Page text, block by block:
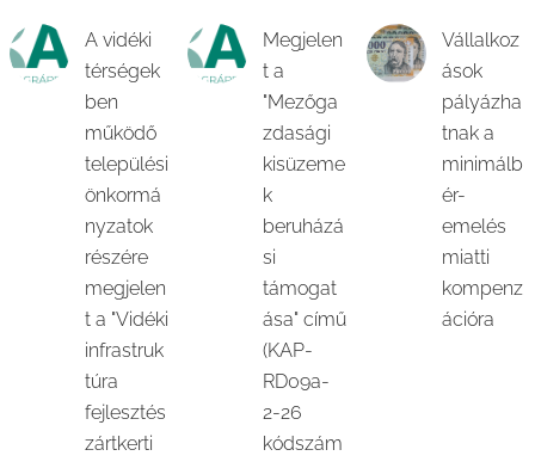
A vidéki
térségek
ben
működő
települési
önkormá
nyzatok
részére
megjelen
t a "Vidéki
infrastruk
túra
fejlesztés
zártkerti
Megjelen
t a
"Mezőga
zdasági
kisüzeme
k
beruházá
si
támogat
ása" című
(KAP-
RD09a-
2-26
kódszám
Vállalkoz
ások
pályázha
tnak a
minimálb
ér-
emelés
miatti
kompenz
ációra